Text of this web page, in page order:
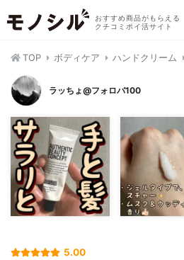
おすすめ商品がもらえる
クチコミポイ活サイト
TOP ボディケア ハンドクリーム
ラッちょ@フォロバ100
5.00